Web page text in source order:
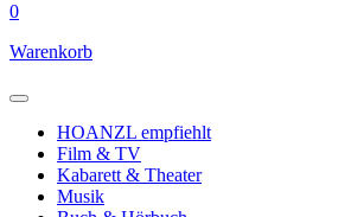
0
Warenkorb
HOANZL empfiehlt
Film & TV
Kabarett & Theater
Musik